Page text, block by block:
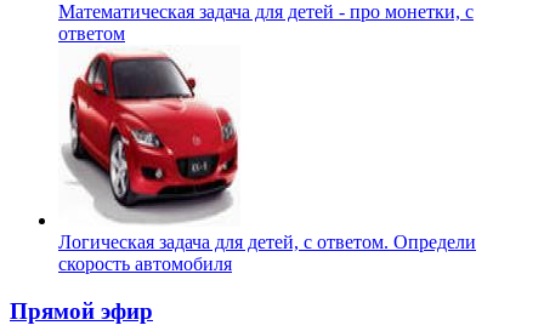
Математическая задача для детей - про монетки, с
ответом
Логическая задача для детей, с ответом. Определи
скорость автомобиля
Прямой эфир